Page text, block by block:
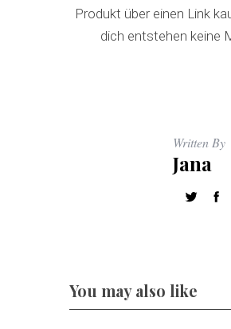
Produkt über einen Link
dich entstehen keine
Written By
Jana
You may also like
: